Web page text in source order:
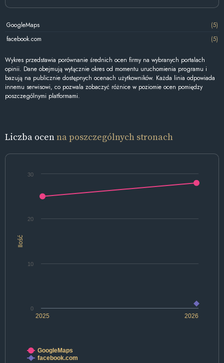
GoogleMaps
(5)
facebook.com
(5)
Wykres przedstawia porównanie średnich ocen firmy na wybranych portalach
opinii. Dane obejmują wyłącznie okres od momentu uruchomienia programu i
bazują na publicznie dostępnych ocenach użytkowników. Każda linia odpowiada
innemu serwisowi, co pozwala zobaczyć różnice w poziomie ocen pomiędzy
poszczególnymi platformami.
Liczba ocenna poszczególnych stronach
Ilość
2025 2026
0
10
20
30
GoogleMaps
facebook.com